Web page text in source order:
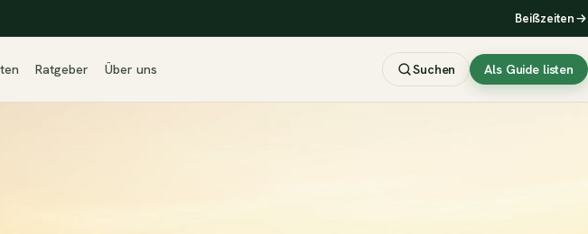
Beißzeiten
Ratgeber Über uns Suchen Als Guide listen